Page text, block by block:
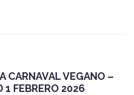
CARNAVAL VEGANO –
1 FEBRERO 2026